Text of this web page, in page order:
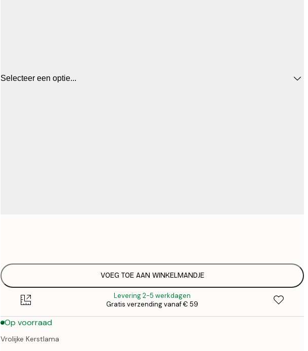
Selecteer een optie...
€
€
VOEG TOE AAN WINKELMANDJE
Levering 2-5 werkdagen
Gratis verzending vanaf € 59
Op voorraad
Vrolijke Kerstlama